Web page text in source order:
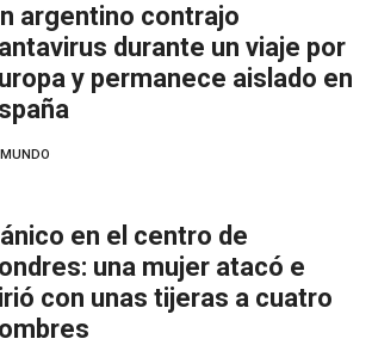
argentino contrajo
durante un viaje por
y permanece aislado en
MUNDO
en el centro de
una mujer atacó e
con unas tijeras a cuatro